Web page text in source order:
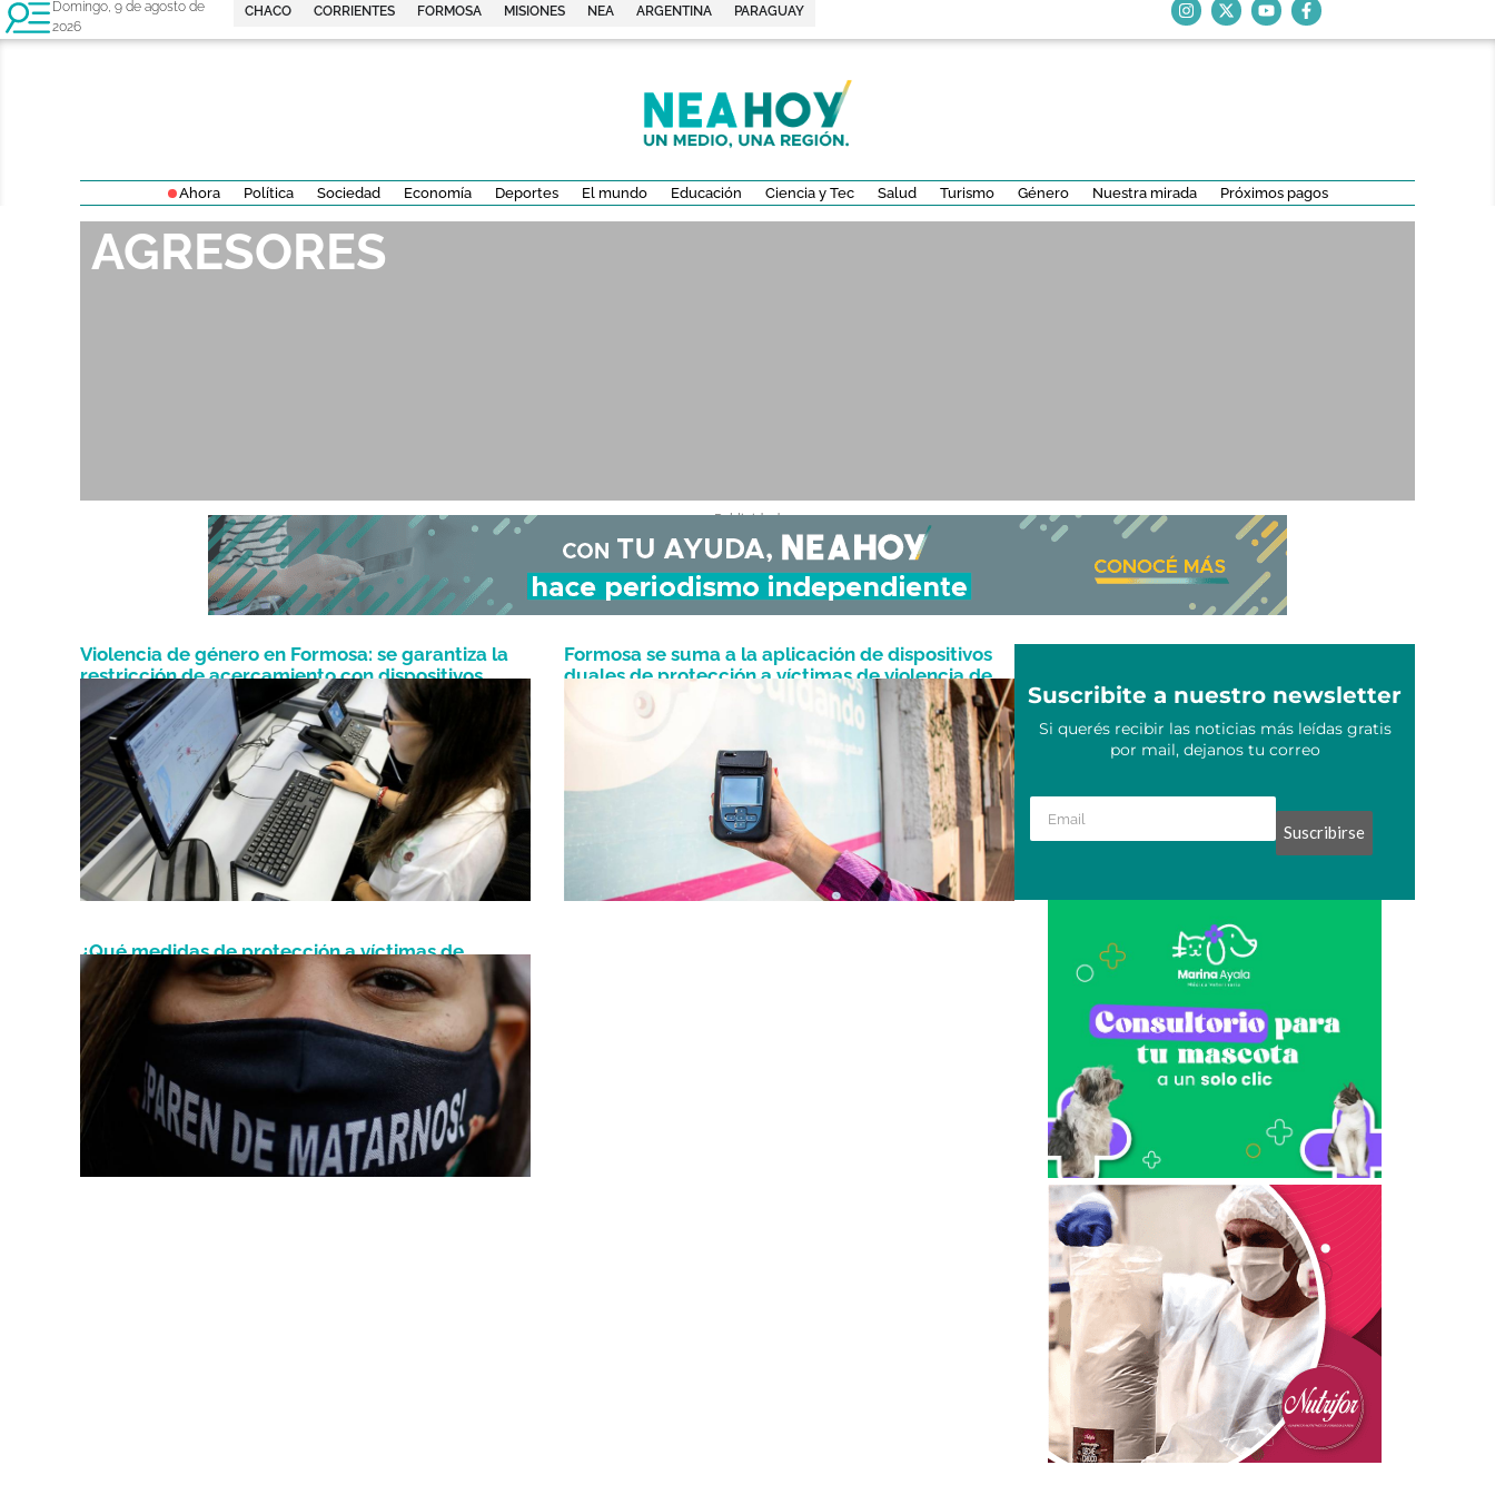
Domingo, 9 de agosto de
2026
CHACO CORRIENTES FORMOSA MISIONES NEA ARGENTINA PARAGUAY
Ahora Política Sociedad Economía Deportes El mundo Educación Ciencia y Tec Salud Turismo Género Nuestra mirada Próximos pagos
AGRESORES
- Publicidad -
Violencia de género en Formosa: se garantiza la
restricción de acercamiento con dispositivos
duales y ya hay más de 20 parejas monitoreadas
Mayo 12, 2023
Formosa se suma a la aplicación de dispositivos
duales de protección a víctimas de violencia de
¿Qué medidas de protección a víctimas de
violencias existen en Chaco?
Agosto 4, 2021
Suscribite a nuestro newsletter
Si querés recibir las noticias más leídas gratis
por mail, dejanos tu correo
Suscribirse